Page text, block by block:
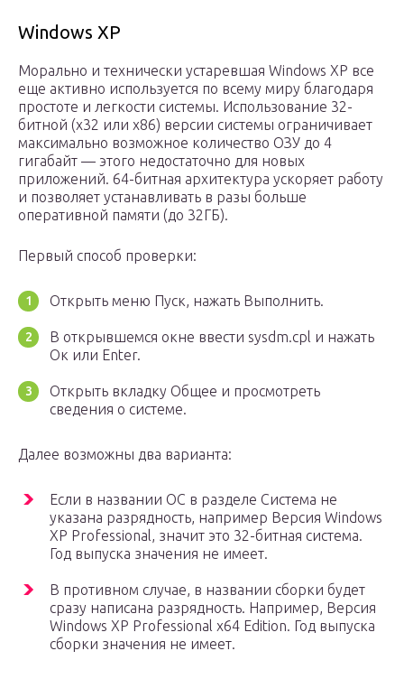
Windows XP
Морально и технически устаревшая Windows XP все
еще активно используется по всему миру благодаря
простоте и легкости системы. Использование 32-
битной (x32 или x86) версии системы ограничивает
максимально возможное количество ОЗУ до 4
гигабайт — этого недостаточно для новых
приложений. 64-битная архитектура ускоряет работу
и позволяет устанавливать в разы больше
оперативной памяти (до 32ГБ).
Первый способ проверки:
Открыть меню Пуск, нажать Выполнить.
В открывшемся окне ввести sysdm.cpl и нажать
Ок или Enter.
Открыть вкладку Общее и просмотреть
сведения о системе.
Далее возможны два варианта:
Если в названии ОС в разделе Система не
указана разрядность, например Версия Windows
XP Professional, значит это 32-битная система.
Год выпуска значения не имеет.
В противном случае, в названии сборки будет
сразу написана разрядность. Например, Версия
Windows XP Professional x64 Edition. Год выпуска
сборки значения не имеет.